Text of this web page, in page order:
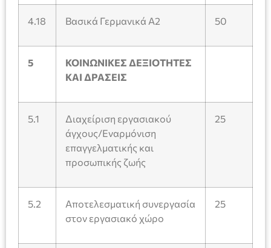
4.18 Βασικά Γερμανικά Α2 50
5
ΚΟΙΝΩΝΙΚΕΣ ΔΕΞΙΟΤΗΤΕΣ
ΚΑΙ ΔΡΑΣΕΙΣ
5.1
Διαχείριση εργασιακού
άγχους/Εναρμόνιση
επαγγελματικής και
προσωπικής ζωής
25
5.2
Αποτελεσματική συνεργασία
στον εργασιακό χώρο
25